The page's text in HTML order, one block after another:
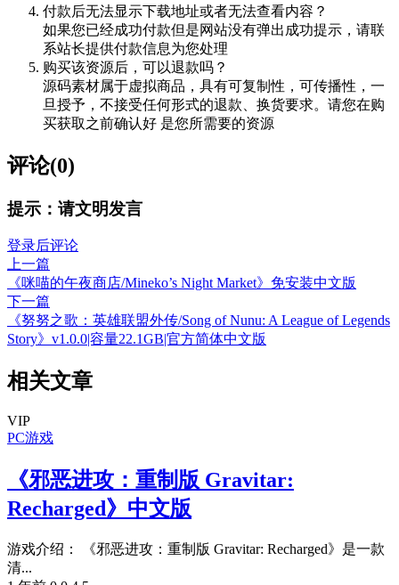
付款后无法显示下载地址或者无法查看内容？
如果您已经成功付款但是网站没有弹出成功提示，请联
系站长提供付款信息为您处理
购买该资源后，可以退款吗？
源码素材属于虚拟商品，具有可复制性，可传播性，一
旦授予，不接受任何形式的退款、换货要求。请您在购
买获取之前确认好 是您所需要的资源
评论(0)
提示：请文明发言
登录后评论
上一篇
《咪喵的午夜商店/Mineko’s Night Market》免安装中文版
下一篇
《努努之歌：英雄联盟外传/Song of Nunu: A League of Legends
Story》v1.0.0|容量22.1GB|官方简体中文版
相关文章
VIP
PC游戏
《邪恶进攻：重制版 Gravitar:
Recharged》中文版
游戏介绍： 《邪恶进攻：重制版 Gravitar: Recharged》是一款
清...